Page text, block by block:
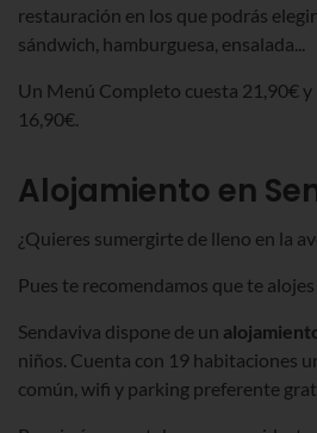
restauración en los que podrás
sándwich, hamburguesa, ensalada...
Un Menú Completo cuesta 21,90€
16,90€.
Alojamiento en
¿Quieres sumergirte de lleno en la
Pues te recomendamos que te
Sendaviva dispone de un
niños. Cuenta con 19 habitaciones
común, wifi y parking preferente